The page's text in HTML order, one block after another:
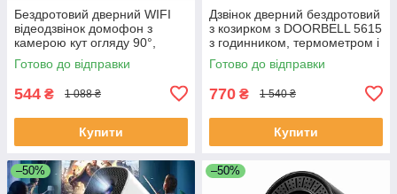
Бездротовий дверний WIFI
відеодзвінок домофон з
камерою кут огляду 90°,
нічне бачення, мобільний
додаток FE-50
Готово до відправки
544 ₴ 1 088 ₴
Купити
Дзвінок дверний бездротовий
з козирком з DOORBELL 5615
з годинником, термометром і
показником вологості RA-32
Готово до відправки
770 ₴ 1 540 ₴
Купити
–50% –50%